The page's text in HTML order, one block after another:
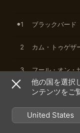
1 ブラックバード
2 カム・トゥゲザ
3 フール・オン・
アンド・アイ・
ホワイル・マ
ス
他の国を選択
ンテンツをご
United States